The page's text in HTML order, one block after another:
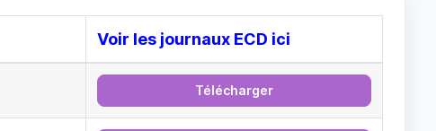
Voir les journaux ECD ici
Télécharger